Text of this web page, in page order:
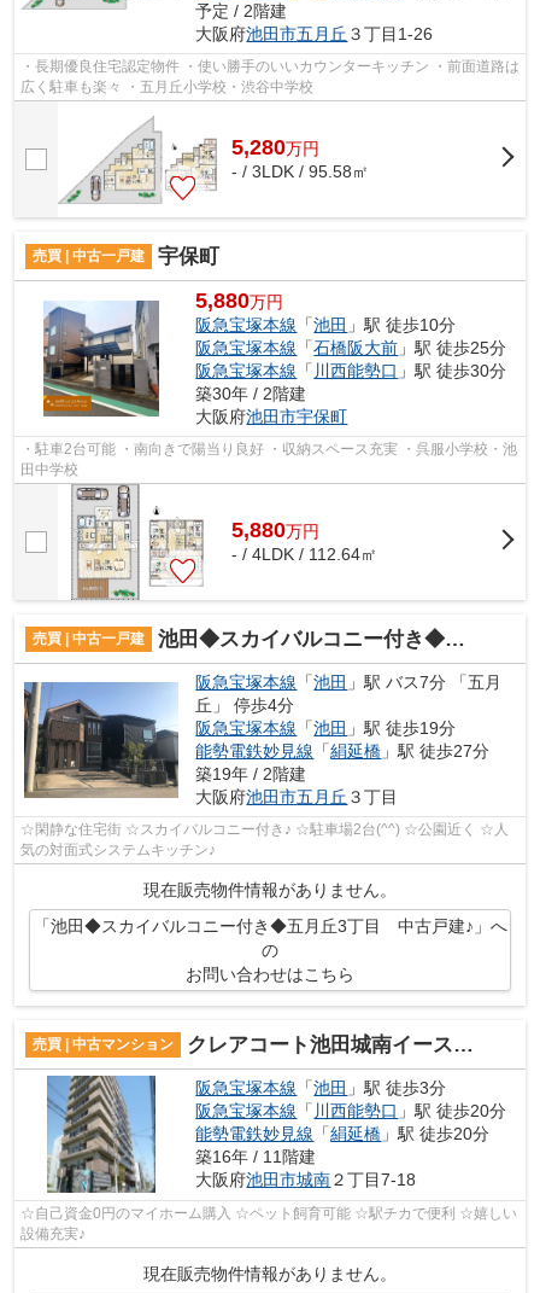
予定 / 2階建
大阪府池田市五月丘 ３丁目1-26
・長期優良住宅認定物件 ・使い勝手のいいカウンターキッチン ・前面道路は
広く駐車も楽々 ・五月丘小学校・渋谷中学校
5,280万円
- / 3LDK / 95.58㎡
売買 | 中古一戸建 宇保町
5,880万円
阪急宝塚本線 「池田 」駅 徒歩10分
阪急宝塚本線 「石橋阪大前 」駅 徒歩25分
阪急宝塚本線 「 川西能勢口 」駅 徒歩30分
築30年 / 2階建
大阪府池田市宇保町
・駐車2台可能 ・南向きで陽当り良好 ・収納スペース充実 ・呉服小学校・池
田中学校
5,880万円
- / 4LDK / 112.64㎡
売買 | 中古一戸建 池田◆スカイバルコニー付き◆五月丘3丁目 中古戸建♪
阪急宝塚本線 「池田 」駅 バス7分 「五月
丘」 停歩4分
阪急宝塚本線 「池田 」駅 徒歩19分
能勢電鉄妙見線 「絹延橋 」駅 徒歩27分
築19年 / 2階建
大阪府池田市五月丘 ３丁目
☆閑静な住宅街 ☆スカイバルコニー付き♪ ☆駐車場2台(^^) ☆公園近く ☆人
気の対面式システムキッチン♪
現在販売物件情報がありません。
「池田◆スカイバルコニー付き◆五月丘3丁目 中古戸建♪」へ
の
お問い合わせはこちら
売買 | 中古マンション クレアコート池田城南イーストキャッスル
阪急宝塚本線 「池田 」駅 徒歩3分
阪急宝塚本線 「 川西能勢口 」駅 徒歩20分
能勢電鉄妙見線 「絹延橋 」駅 徒歩20分
築16年 / 11階建
大阪府池田市城南２丁目7-18
☆自己資金0円のマイホーム購入 ☆ペット飼育可能 ☆駅チカで便利 ☆嬉しい
設備充実♪
現在販売物件情報がありません。